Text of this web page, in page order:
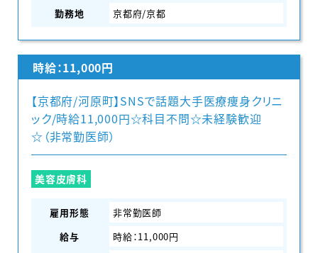
勤務地
京都府/京都
時給：11,000円
【京都府/河原町】SNSで話題大手医療痩身クリニ
ック/時給11,000円☆科目不問☆未経験歓迎
☆（非常勤医師）
美容皮膚科
雇用形態
非常勤医師
給与
時給：11,000円